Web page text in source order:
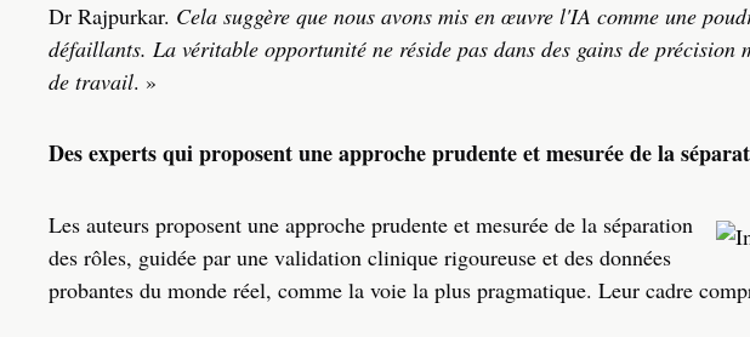
Dr Rajpurkar. Cela suggère que nous avons mis en œuvre l'IA comme une
défaillants. La véritable opportunité ne réside pas dans des gains de
de travail. »
Des experts qui proposent une approche prudente et mesurée de la
Les auteurs proposent une approche prudente et mesurée de la séparation
des rôles, guidée par une validation clinique rigoureuse et des données
probantes du monde réel, comme la voie la plus pragmatique. Leur cadre